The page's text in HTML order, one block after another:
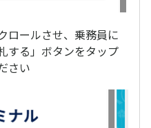
ロールさせ、乗務員に
する」ボタンをタップ
さい